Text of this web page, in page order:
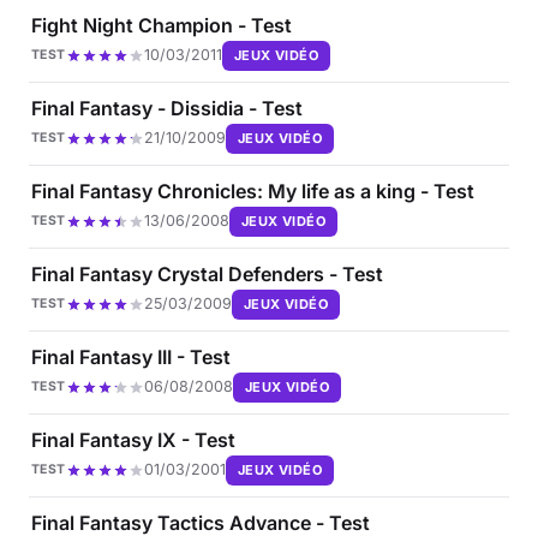
Fight Night Champion - Test
TEST 10/03/2011 JEUX VIDÉO
Final Fantasy - Dissidia - Test
TEST 21/10/2009 JEUX VIDÉO
Final Fantasy Chronicles: My life as a king - Test
TEST 13/06/2008 JEUX VIDÉO
Final Fantasy Crystal Defenders - Test
TEST 25/03/2009 JEUX VIDÉO
Final Fantasy III - Test
TEST 06/08/2008 JEUX VIDÉO
Final Fantasy IX - Test
TEST 01/03/2001 JEUX VIDÉO
Final Fantasy Tactics Advance - Test